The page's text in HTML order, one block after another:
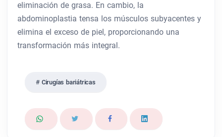
eliminación de grasa. En cambio, la
abdominoplastia tensa los músculos subyacentes y
elimina el exceso de piel, proporcionando una
transformación más integral.
Cirugías bariátricas